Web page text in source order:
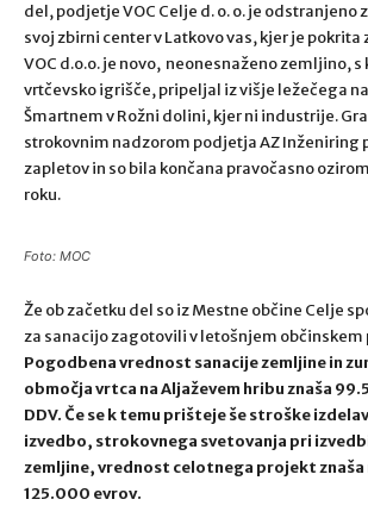
del, podjetje VOC Celje d. o. o. je
svoj zbirni center v Latkovo vas, kjer je
VOC d.o.o. je novo, neonesnaženo zemljino, s
vrtčevsko igrišče, pripeljal iz višje ležečega
Šmartnem v Rožni dolini, kjer ni industrije.
strokovnim nadzorom podjetja AZ Inženiring
zapletov in so bila končana pravočasno
roku.
Foto: MOC
Že ob začetku del so iz Mestne občine Celje
za sanacijo zagotovili v letošnjem občinskem
Pogodbena vrednost sanacije zemljine in
območja vrtca na Aljaževem hribu znaša
DDV. Če se k temu prišteje še stroške
izvedbo, strokovnega svetovanja pri
zemljine, vrednost celotnega projekt znaša
125.000 evrov.